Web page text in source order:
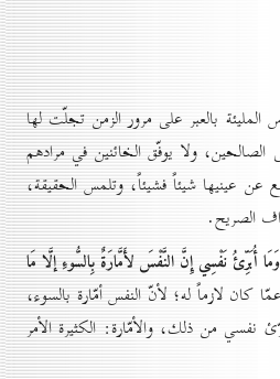
بالعبر على مرور الزمن تجلّت لها
ولا يوفّق الخائنين في مرادهم
عينيها شيئاً فشيئاً، وتلمس الحقيقة،
الصريح.
أُبَرِّئُ نَفْسِي إِنَّ النَّفْسَ لأَمَّارَةٌ بِالسُّوءِ إلَّا مَا
كان لازماً له؛ لأنّ النفس أمّارة بالسوء،
من ذلك، والأمّارة: الكثيرة الأمر